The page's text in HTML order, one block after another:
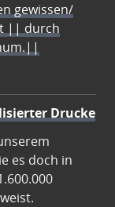
gewissen/
|| durch
Drucke
es doch in